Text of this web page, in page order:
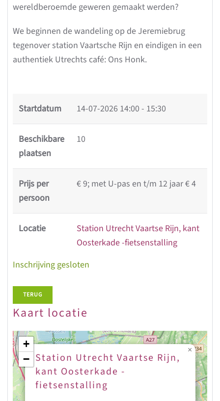
wereldberoemde geweren gemaakt werden?
We beginnen de wandeling op de Jeremiebrug
tegenover station Vaartsche Rijn en eindigen in een
authentiek Utrechts café: Ons Honk.
Startdatum 14-07-2026 14:00 - 15:30
Beschikbare
plaatsen
10
Prijs per
persoon
€ 9; met U-pas en t/m 12 jaar € 4
Locatie
Station Utrecht Vaartse Rijn, kant
Oosterkade -fietsenstalling
Inschrijving gesloten
TERUG
Kaart locatie
Station Utrecht Vaartse Rijn,
kant Oosterkade -
fietsenstalling
×
+
−